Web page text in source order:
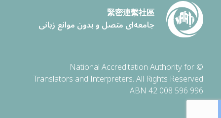
緊密連繫社區
جامعه‌ای متصل و بدون موانع زبانی
© National Accreditation Authority for
Translators and Interpreters. All Rights Reserved
ABN 42 008 596 996